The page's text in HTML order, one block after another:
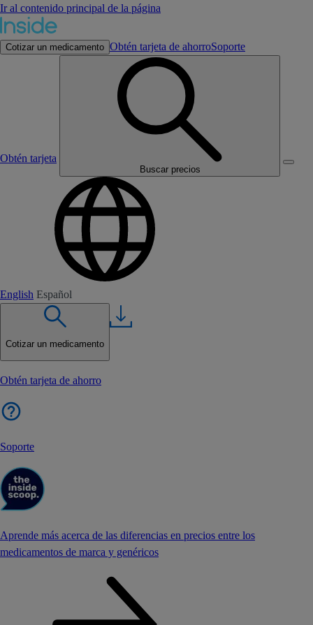
Ir al contenido principal de la página
Cotizar un medicamento Obtén tarjeta de ahorroSoporte
Obtén tarjeta
Buscar precios
English Español
Cotizar un medicamento
Obtén tarjeta de ahorro
Soporte
Aprende más acerca de las diferencias en precios entre los
medicamentos de marca y genéricos